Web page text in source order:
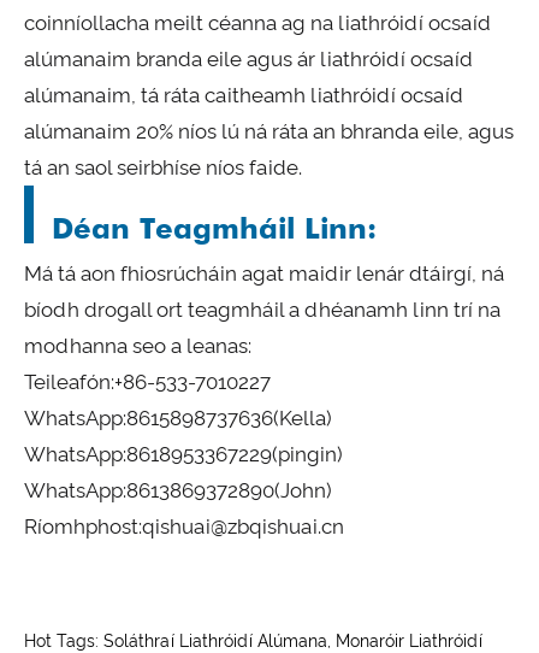
coinníollacha meilt céanna ag na liathróidí ocsaíd
alúmanaim branda eile agus ár liathróidí ocsaíd
alúmanaim, tá ráta caitheamh liathróidí ocsaíd
alúmanaim 20% níos lú ná ráta an bhranda eile, agus
tá an saol seirbhíse níos faide.
Déan Teagmháil Linn:
Má tá aon fhiosrúcháin agat maidir lenár dtáirgí, ná
bíodh drogall ort teagmháil a dhéanamh linn trí na
modhanna seo a leanas:
Teileafón:+86-533-7010227
WhatsApp:8615898737636(Kella)
WhatsApp:8618953367229(pingin)
WhatsApp:8613869372890(John)
Ríomhphost:qishuai@zbqishuai.cn
Hot Tags: Soláthraí Liathróidí Alúmana, Monaróir Liathróidí